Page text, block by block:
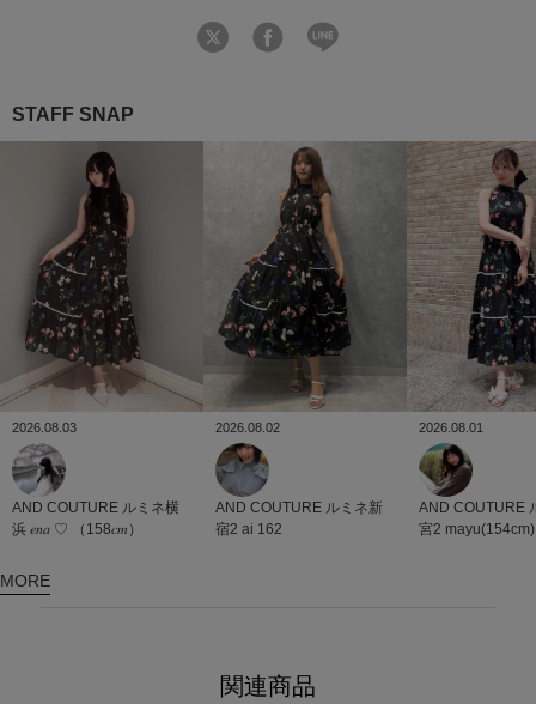
STAFF SNAP
2026.08.03
AND COUTURE ルミネ横
浜 𝑒𝑛𝑎 ♡ （158𝑐𝑚）
2026.08.02
AND COUTURE ルミネ新
宿2 ai 162
2026.08.01
AND COUTURE
宮2 mayu(154cm)
MORE
関連商品